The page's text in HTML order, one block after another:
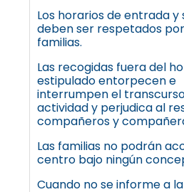
Los horarios de entrada y
deben ser respetados
familias.
Las recogidas fuera del
estipulado entorpecen e
interrumpen el
actividad y perjudica al
compañeros y
Las familias no podrán
centro bajo ningún
Cuando no se informe a la